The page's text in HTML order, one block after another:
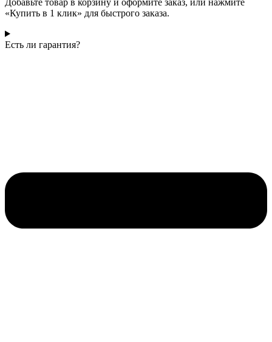
«Купить в 1 клик» для быстрого заказа.
Есть ли гарантия?